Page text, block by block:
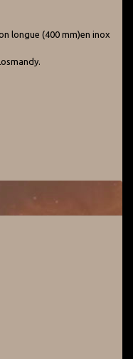
longue (400 mm)en inox